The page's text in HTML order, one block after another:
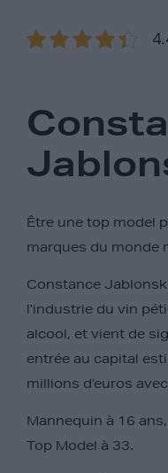
Être une top model
marques du monde
Constance
l’industrie du vin
alcool, et vient de
entrée au capital
millions d’euros
Mannequin à 16
Top Model à 33.